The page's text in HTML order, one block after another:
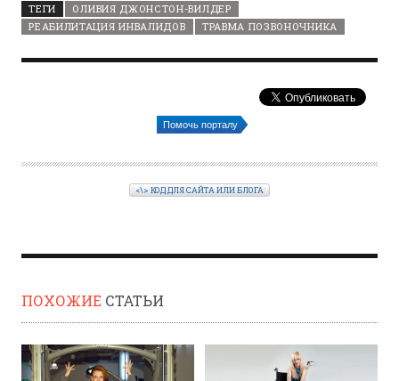
ТЕГИ
ОЛИВИЯ ДЖОНСТОН-ВИЛДЕР
РЕАБИЛИТАЦИЯ ИНВАЛИДОВ
ТРАВМА ПОЗВОНОЧНИКА
Помочь порталу
<\> КОД ДЛЯ САЙТА ИЛИ БЛОГА
ПОХОЖИЕ СТАТЬИ